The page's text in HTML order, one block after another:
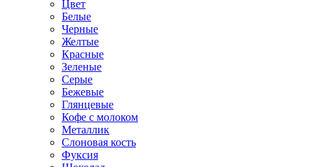
Цвет
Белые
Черные
Желтые
Красные
Зеленые
Серые
Бежевые
Глянцевые
Кофе с молоком
Металлик
Слоновая кость
Фуксия